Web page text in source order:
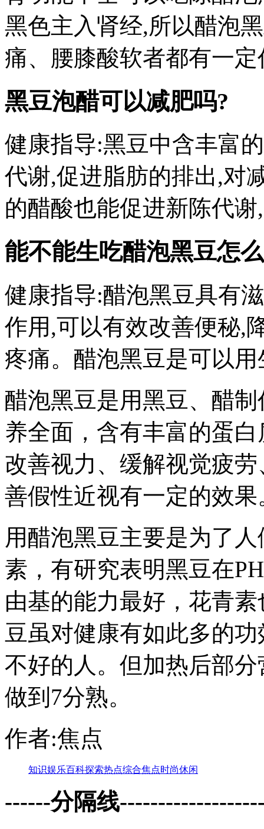
黑色主入肾经,所以醋泡
痛、腰膝酸软者都有一
黑豆泡醋可以减肥吗?
健康指导:黑豆中含丰富
代谢,促进脂肪的排出,对
的醋酸也能促进新陈代
能不能生吃醋泡黑豆怎
健康指导:醋泡黑豆具有
作用,可以有效改善便秘,
疼痛。醋泡黑豆是可以
醋泡黑豆是用黑豆、醋
养全面，含有丰富的蛋
改善视力、缓解视觉疲
善假性近视有一定的效果
用醋泡黑豆主要是为了
素，有研究表明黑豆在
由基的能力最好，花青
豆虽对健康有如此多的
不好的人。但加热后部
做到7分熟。
作者:焦点
知识娱乐百科探索热点综合焦点时尚休闲
------分隔线